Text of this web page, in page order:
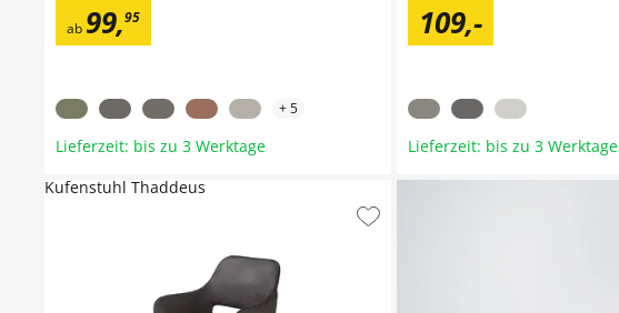
ab 99,95
+5
Lieferzeit: bis zu 3 Werktage
109,-
Lieferzeit: bis zu 3 Werktage
Kufenstuhl Thaddeus